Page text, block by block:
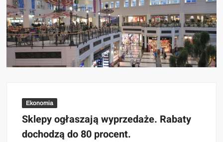
Ekonomia
Sklepy ogłaszają wyprzedaże. Rabaty
dochodzą do 80 procent.